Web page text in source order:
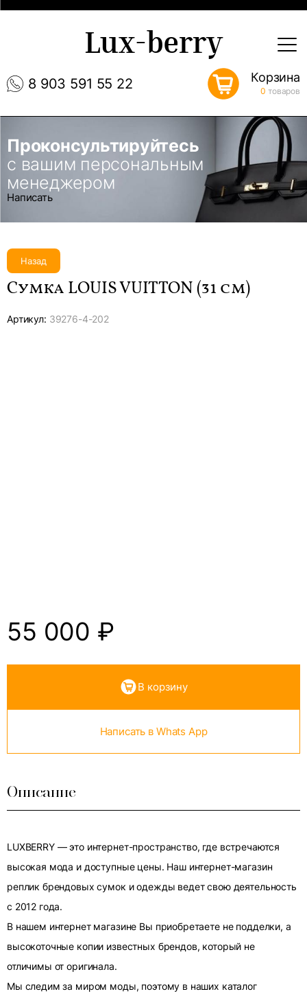
8 903 591 55 22
Lux-berry
Корзина
0 товаров
Проконсультируйтесь
с вашим персональным
менеджером
Написать
Назад
Сумка LOUIS VUITTON (31 см)
Артикул: 39276-4-202
55 000 ₽
В корзину
Написать в Whats App
Описание
LUXBERRY — это интернет-пространство, где встречаются
высокая мода и доступные цены. Наш интернет-магазин
реплик брендовых сумок и одежды ведет свою деятельность
с 2012 года.
В нашем интернет магазине Вы приобретаете не подделки, а
высокоточные копии известных брендов, который не
отличимы от оригинала.
Мы следим за миром моды, поэтому в наших каталог